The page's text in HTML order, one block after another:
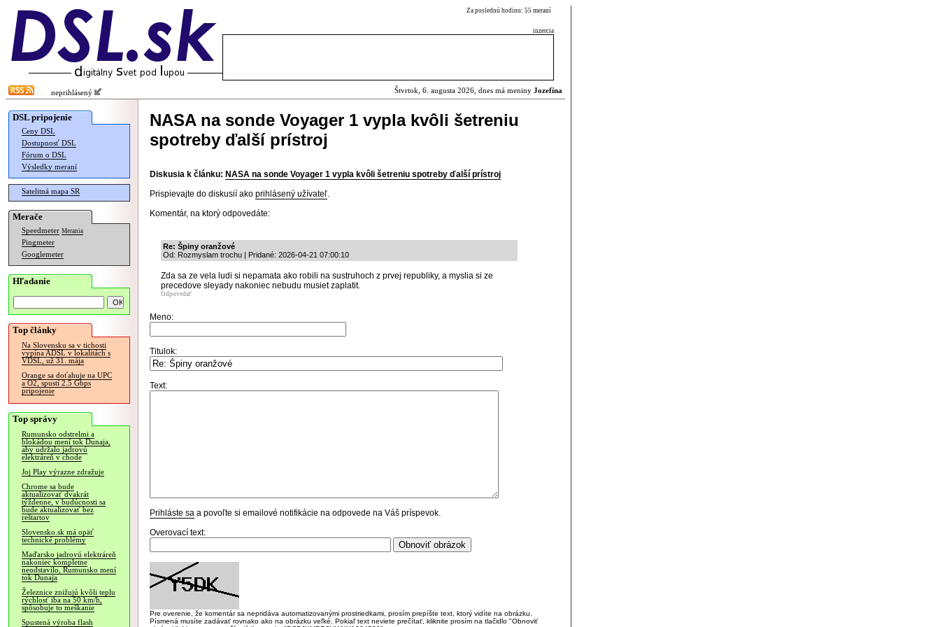
Za poslednú hodinu: 55 meraní
inzercia
neprihlásený Štvrtok, 6. augusta 2026, dnes má meniny Jozefína
DSL pripojenie
Ceny DSL
Dostupnosť DSL
Fórum o DSL
Výsledky meraní
Satelitná mapa SR
Merače
Speedmeter Merania
Pingmeter
Googlemeter
Hľadanie
Top články
Na Slovensku sa v tichosti
vypína ADSL v lokalitách s
VDSL, už 31. mája
Orange sa doťahuje na UPC
a O2, spustí 2.5 Gbps
pripojenie
Top správy
Rumunsko odstrelmi a
blokádou mení tok Dunaja,
aby udržalo jadrovú
elektráreň v chode
Joj Play výrazne zdražuje
Chrome sa bude
aktualizovať dvakrát
týždenne, v budúcnosti sa
bude aktualizovať bez
reštartov
Slovensko.sk má opäť
technické problémy
Maďarsko jadrovú elektráreň
nakoniec kompletne
neodstavilo, Rumunsko mení
tok Dunaja
Železnice znižujú kvôli teplu
rýchlosť iba na 50 km/h,
spôsobuje to meškanie
Spustená výroba flash
NASA na sonde Voyager 1 vypla kvôli šetreniu
spotreby ďalší prístroj
Diskusia k článku: NASA na sonde Voyager 1 vypla kvôli šetreniu spotreby ďalší prístroj
Prispievajte do diskusií ako prihlásený užívateľ.
Komentár, na ktorý odpovedáte:
Re: Špiny oranžové
Od: Rozmyslam trochu | Pridané: 2026-04-21 07:00:10
Zda sa ze vela ludi si nepamata ako robili na sustruhoch z prvej republiky, a myslia si ze
precedove sleyady nakoniec nebudu musiet zaplatit.
Odpovedať
Meno:
Titulok:
Text:
Prihláste sa a povoľte si emailové notifikácie na odpovede na Váš príspevok.
Overovací text:
Pre overenie, že komentár sa nepridáva automatizovanými prostriedkami, prosím prepíšte text, ktorý vidíte na obrázku.
Písmená musíte zadávať rovnako ako na obrázku veľké. Pokiaľ text neviete prečítať, kliknite prosím na tlačidlo "Obnoviť